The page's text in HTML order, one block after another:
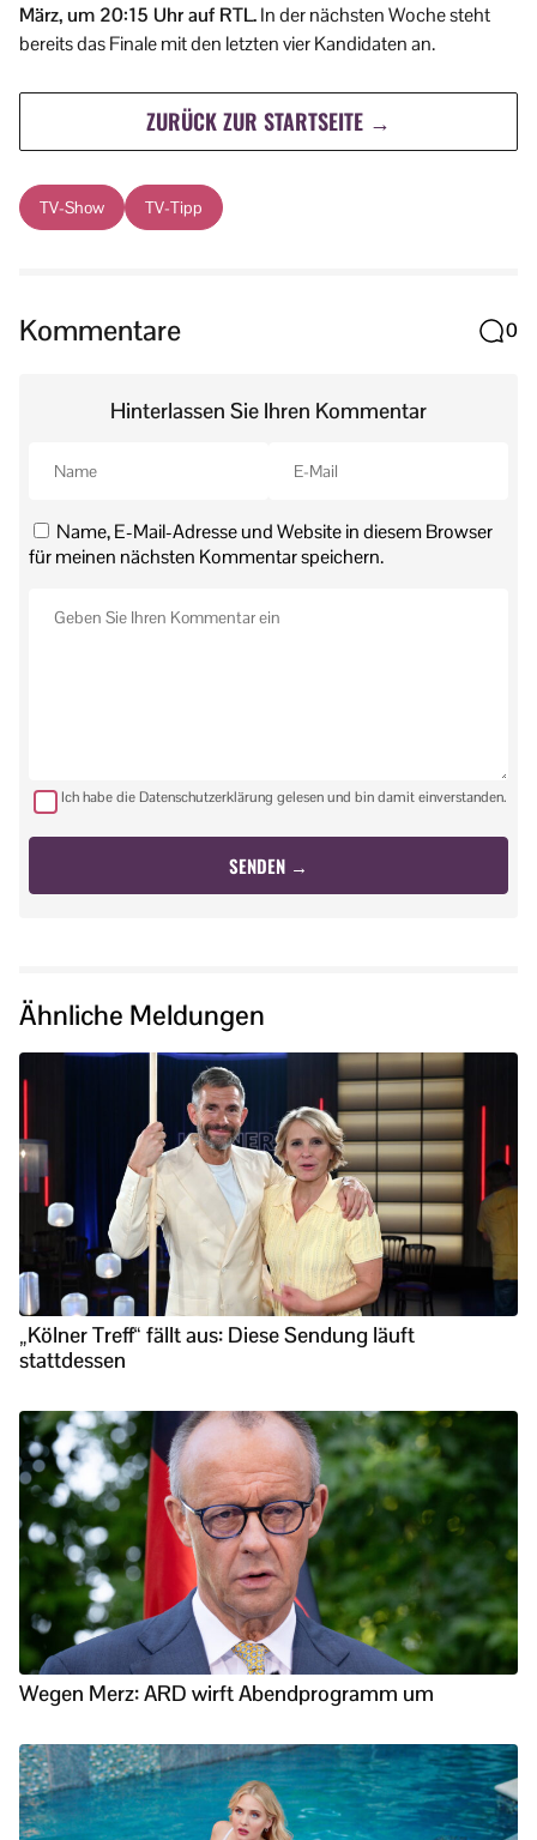
März, um 20:15 Uhr auf RTL.In der nächsten Woche steht
bereits das Finale mit den letzten vier Kandidaten an.
ZURÜCK ZUR STARTSEITE →
TV-Show TV-Tipp
Kommentare 0
Hinterlassen Sie Ihren Kommentar
Name, E-Mail-Adresse und Website in diesem Browser
für meinen nächsten Kommentar speichern.
Ich habe die Datenschutzerklärung gelesen und bin damit einverstanden.
Ähnliche Meldungen
„Kölner Treff“ fällt aus: Diese Sendung läuft
stattdessen
Wegen Merz: ARD wirft Abendprogramm um